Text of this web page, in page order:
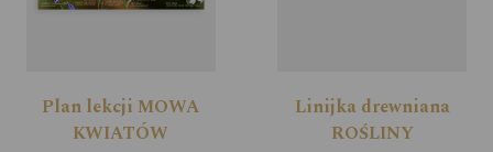
Plan lekcji MOWA
KWIATÓW
Linijka drewniana
ROŚLINY